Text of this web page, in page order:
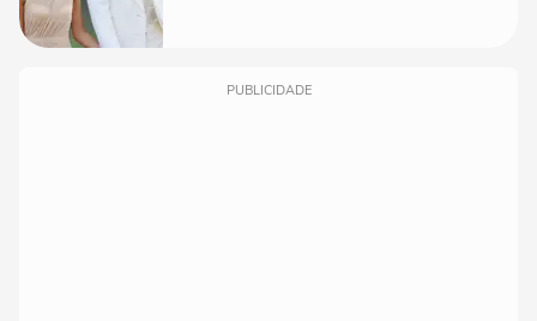
PUBLICIDADE